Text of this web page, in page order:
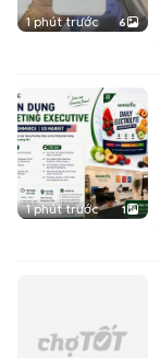
1 phút trước 6
1 phút trước 1